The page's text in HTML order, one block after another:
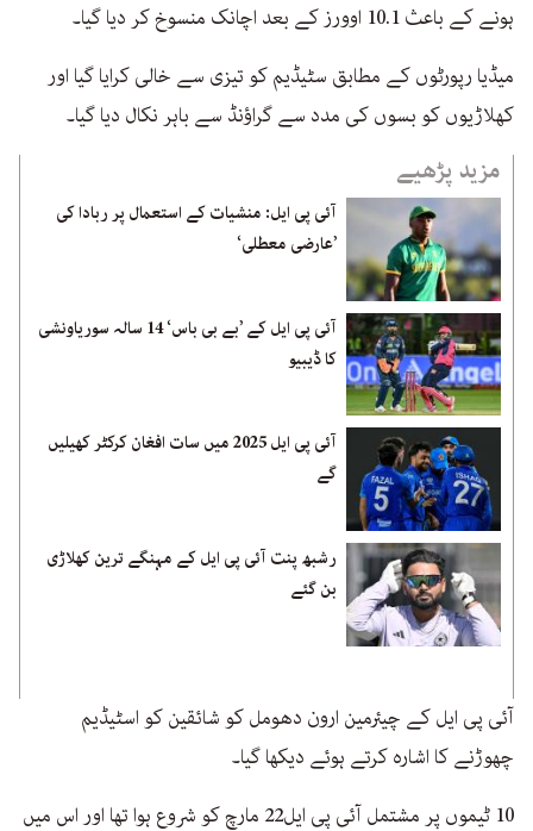
ہونے کے باعث 10.1 اوورز کے بعد اچانک منسوخ کر دیا گیا۔
میڈیا رپورٹوں کے مطابق سٹیڈیم کو تیزی سے خالی کرایا گیا اور
کھلاڑیوں کو بسوں کی مدد سے گراؤنڈ سے باہر نکال دیا گیا۔
مزید پڑھیے
آئی پی ایل: منشیات کے استعمال پر ربادا کی
’عارضی معطلی‘
آئی پی ایل کے ’بے بی باس‘ 14 سالہ سوریاونشی
کا ڈیبیو
آئی پی ایل 2025 میں سات افغان کرکٹر کھیلیں
گے
رشبھ پنت آئی پی ایل کے مہنگے ترین کھلاڑی
بن گئے
آئی پی ایل کے چیئرمین ارون دھومل کو شائقین کو اسٹیڈیم
چھوڑنے کا اشارہ کرتے ہوئے دیکھا گیا۔
10 ٹیموں پر مشتمل آئی پی ایل22 مارچ کو شروع ہوا تھا اور اس میں